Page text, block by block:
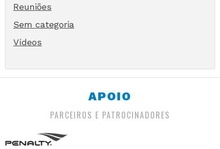
Reuniões
Sem categoria
Vídeos
APOIO
PARCEIROS E PATROCINADORES